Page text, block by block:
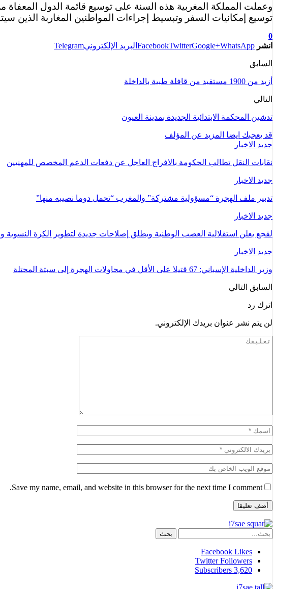
وعملت المملكة المغربية هذه السنة على توسيع قائمة الدول المعفاة
توسيع إمكانيات السفر وتبسيط إجراءات المواطنين المغاربة الذين سيتمكنون من
0
انشر
FacebookTwitterGoogle+WhatsApp البريد الإلكترونيTelegram
السابق
أزيد من 1900 مستفيد من قافلة طبية بالداخلة
التالي
تدشين المحكمة الابتدائية الجديدة بمدينة العيون
قد يعجبك ايضا المزيد عن المؤلف
جديد الاخبار
نقابات النقل تطالب الحكومة بالافراج العاجل عن دفعات الدعم المخصص للمهنيين
جديد الاخبار
تدبير ملف الهجرة “مسؤولية مشتركة” والمغرب “تحمل دوما نصيبه منها”
جديد الاخبار
لقجع يعلن استقلالية العصب الوطنية ويطلق إصلاحات جديدة لتطوير الكرة النسوية
جديد الاخبار
وزير الداخلية الإسباني: 67 قتيلا على الأقل في محاولات الهجرة إلى سبتة المحتلة
السابق التالي
اترك رد
لن يتم نشر عنوان بريدك الإلكتروني.
Save my name, email, and website in this browser for the next time I comment.
Facebook Likes
Twitter Followers
3,620
Subscribers